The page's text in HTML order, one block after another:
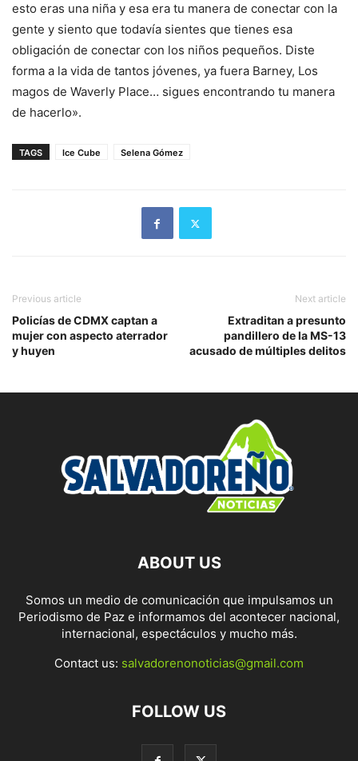
esto eras una niña y esa era tu manera de conectar con la
gente y siento que todavía sientes que tienes esa
obligación de conectar con los niños pequeños. Diste
forma a la vida de tantos jóvenes, ya fuera Barney, Los
magos de Waverly Place… sigues encontrando tu manera
de hacerlo».
TAGS Ice Cube Selena Gómez
Previous article
Policías de CDMX captan a
mujer con aspecto aterrador
y huyen
Next article
Extraditan a presunto
pandillero de la MS-13
acusado de múltiples delitos
ABOUT US
Somos un medio de comunicación que impulsamos un
Periodismo de Paz e informamos del acontecer nacional,
internacional, espectáculos y mucho más.
Contact us: salvadorenonoticias@gmail.com
FOLLOW US